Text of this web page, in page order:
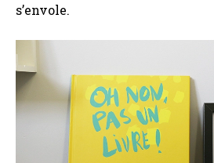
s’envole.